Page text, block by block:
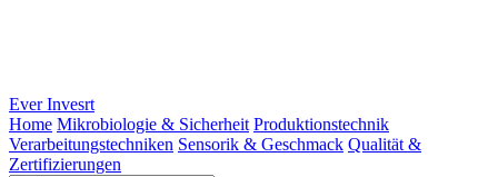
Ever Invesrt
Home Mikrobiologie & Sicherheit Produktionstechnik
Verarbeitungstechniken Sensorik & Geschmack Qualität &
Zertifizierungen